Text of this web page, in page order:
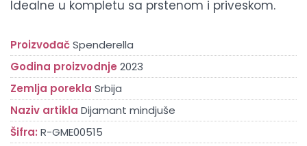
Idealne u kompletu sa prstenom i priveskom.
ProizvođačSpenderella
Godina proizvodnje 2023
Zemlja porekla Srbija
Naziv artikla Dijamant mindjuše
Šifra: R-GME00515